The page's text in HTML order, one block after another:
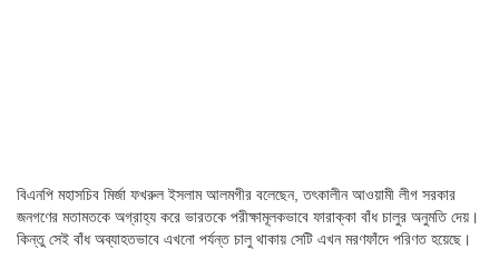
বিএনপি মহাসচিব মির্জা ফখরুল ইসলাম আলমগীর বলেছেন, তৎকালীন আওয়ামী লীগ সরকার
জনগণের মতামতকে অগ্রাহ্য করে ভারতকে পরীক্ষামূলকভাবে ফারাক্কা বাঁধ চালুর অনুমতি দেয়।
কিন্তু সেই বাঁধ অব্যাহতভাবে এখনো পর্যন্ত চালু থাকায় সেটি এখন মরণফাঁদে পরিণত হয়েছে।